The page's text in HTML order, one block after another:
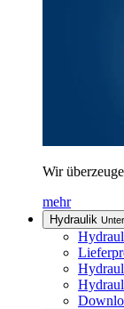
Wir
mehr
Hydraulik